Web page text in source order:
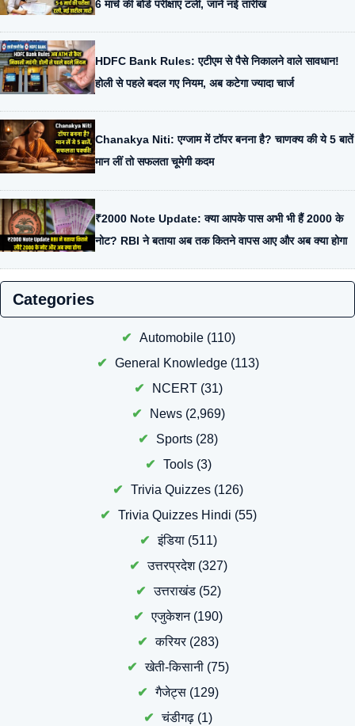
6 मार्च की बोर्ड परीक्षाएं टलीं, जानें नई तारीख
HDFC Bank Rules: एटीएम से पैसे निकालने वाले सावधान!
होली से पहले बदल गए नियम, अब कटेगा ज्यादा चार्ज
Chanakya Niti: एग्जाम में टॉपर बनना है? चाणक्य की ये 5 बातें
मान लीं तो सफलता चूमेगी कदम
₹2000 Note Update: क्या आपके पास अभी भी हैं 2000 के
नोट? RBI ने बताया अब तक कितने वापस आए और अब क्या होगा
Categories
Automobile(110)
General Knowledge (113)
NCERT(31)
News(2,969)
Sports (28)
Tools(3)
Trivia Quizzes (126)
Trivia Quizzes Hindi (55)
इंडिया(511)
उत्तरप्रदेश(327)
उत्तराखंड(52)
एजुकेशन(190)
करियर(283)
खेती-किसानी (75)
गैजेट्स (129)
चंडीगढ़ (1)